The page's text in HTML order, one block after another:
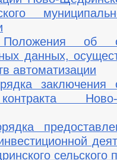
об
данных,
автоматизации
заключения
Ново-